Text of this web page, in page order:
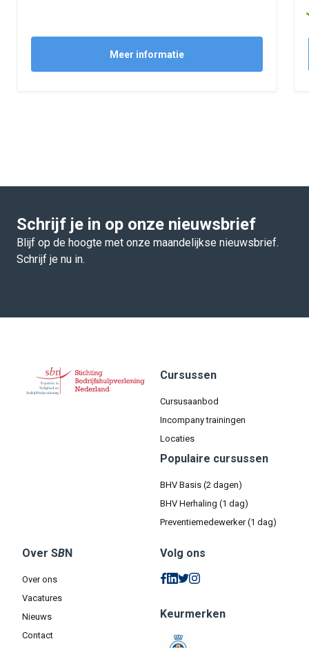
Meer informatie
Schrijf je in op onze nieuwsbrief
Blijf op de hoogte met onze maandelijkse nieuwsbrief.
Schrijf je nu in.
Cursussen
Cursusaanbod
Incompany trainingen
Locaties
Populaire cursussen
BHV Basis (2 dagen)
BHV Herhaling (1 dag)
Preventiemedewerker (1 dag)
Over SBN
Over ons
Vacatures
Nieuws
Contact
Volg ons
Keurmerken